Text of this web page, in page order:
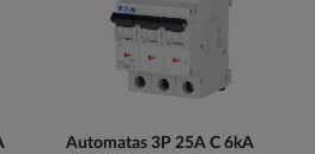
Automatas 3P 25A C 6kA